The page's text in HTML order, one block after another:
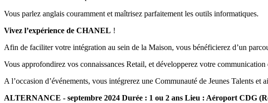
Vous parlez anglais couramment et maîtrisez parfaitement les outils informatiques.
Vivez l’expérience de CHANEL !
Afin de faciliter votre intégration au sein de la Maison, vous bénéficierez d’un
Vous approfondirez vos connaissances Retail, et développerez votre
A l’occasion d’événements, vous intégrerez une Communauté de Jeunes Talents et
ALTERNANCE - septembre 2024 Durée : 1 ou 2 ans Lieu : Aéroport CDG